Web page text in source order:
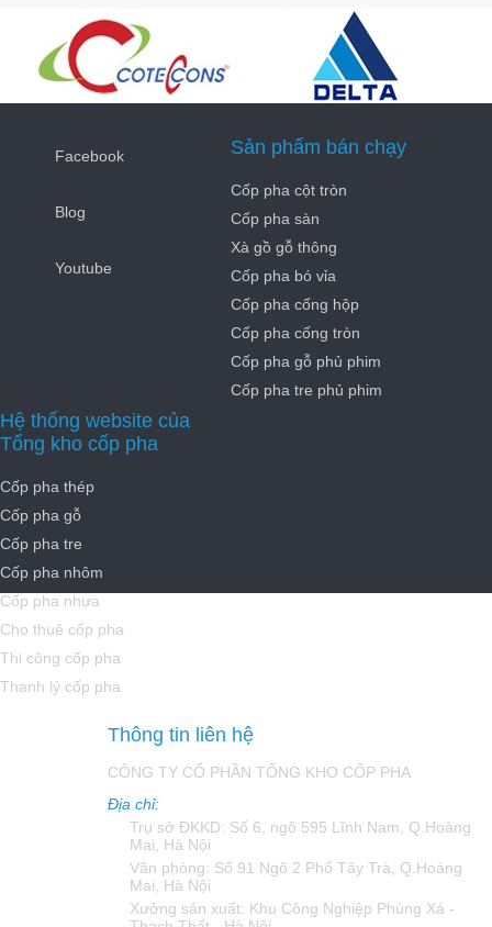
Facebook
Blog
Youtube
Sản phẩm bán chạy
Cốp pha cột tròn
Cốp pha sàn
Xà gồ gỗ thông
Cốp pha bó vỉa
Cốp pha cống hộp
Cốp pha cống tròn
Cốp pha gỗ phủ phim
Cốp pha tre phủ phim
Hệ thống website của
Tổng kho cốp pha
Cốp pha thép
Cốp pha gỗ
Cốp pha tre
Cốp pha nhôm
Cốp pha nhựa
Cho thuê cốp pha
Thi công cốp pha
Thanh lý cốp pha
Thông tin liên hệ
CÔNG TY CỔ PHẦN TỔNG KHO CỐP PHA
Địa chỉ:
Trụ sở ĐKKD: Số 6, ngõ 595 Lĩnh Nam, Q.Hoàng
Mai, Hà Nội
Văn phòng: Số 91 Ngõ 2 Phố Tây Trà, Q.Hoàng
Mai, Hà Nội
Xưởng sản xuất: Khu Công Nghiệp Phùng Xá -